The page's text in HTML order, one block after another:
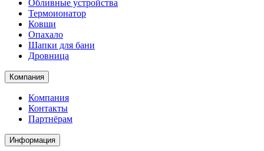
Обливные устройства
Термоионатор
Ковши
Опахало
Шапки для бани
Дровница
Компания
Компания
Контакты
Партнёрам
Информация